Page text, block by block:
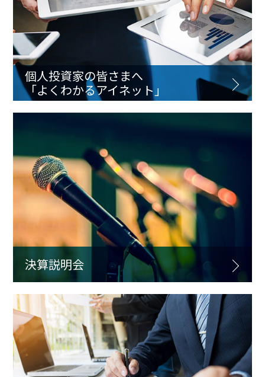
個人投資家の皆さまへ
「よくわかるアイネット」
決算説明会